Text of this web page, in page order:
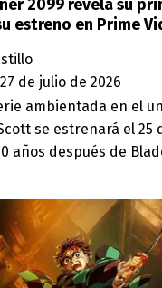
2099 revela su
estreno en Prime
27 de julio de 2026
ambientada en el
se estrenará el 25
años después de